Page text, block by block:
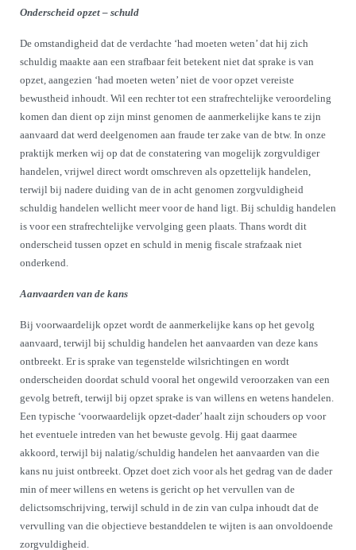
Onderscheid opzet – schuld
De omstandigheid dat de verdachte ‘had moeten weten’ dat hij zich
schuldig maakte aan een strafbaar feit betekent niet dat sprake is van
opzet, aangezien ‘had moeten weten’ niet de voor opzet vereiste
bewustheid inhoudt. Wil een rechter tot een strafrechtelijke veroordeling
komen dan dient op zijn minst genomen de aanmerkelijke kans te zijn
aanvaard dat werd deelgenomen aan fraude ter zake van de btw. In onze
praktijk merken wij op dat de constatering van mogelijk zorgvuldiger
handelen, vrijwel direct wordt omschreven als opzettelijk handelen,
terwijl bij nadere duiding van de in acht genomen zorgvuldigheid
schuldig handelen wellicht meer voor de hand ligt. Bij schuldig handelen
is voor een strafrechtelijke vervolging geen plaats. Thans wordt dit
onderscheid tussen opzet en schuld in menig fiscale strafzaak niet
onderkend.
Aanvaarden van de kans
Bij voorwaardelijk opzet wordt de aanmerkelijke kans op het gevolg
aanvaard, terwijl bij schuldig handelen het aanvaarden van deze kans
ontbreekt. Er is sprake van tegenstelde wilsrichtingen en wordt
onderscheiden doordat schuld vooral het ongewild veroorzaken van een
gevolg betreft, terwijl bij opzet sprake is van willens en wetens handelen.
Een typische ‘voorwaardelijk opzet-dader’ haalt zijn schouders op voor
het eventuele intreden van het bewuste gevolg. Hij gaat daarmee
akkoord, terwijl bij nalatig/schuldig handelen het aanvaarden van die
kans nu juist ontbreekt. Opzet doet zich voor als het gedrag van de dader
min of meer willens en wetens is gericht op het vervullen van de
delictsomschrijving, terwijl schuld in de zin van culpa inhoudt dat de
vervulling van die objectieve bestanddelen te wijten is aan onvoldoende
zorgvuldigheid.